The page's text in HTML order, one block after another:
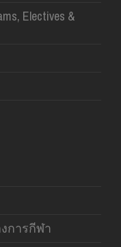
Electives &
การกีฬา